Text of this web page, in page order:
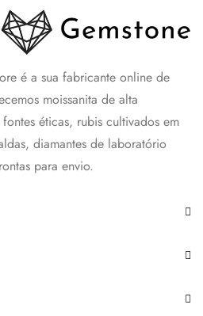
é a sua fabricante online de
moissanita de alta
éticas, rubis cultivados em
diamantes de laboratório
para envio.